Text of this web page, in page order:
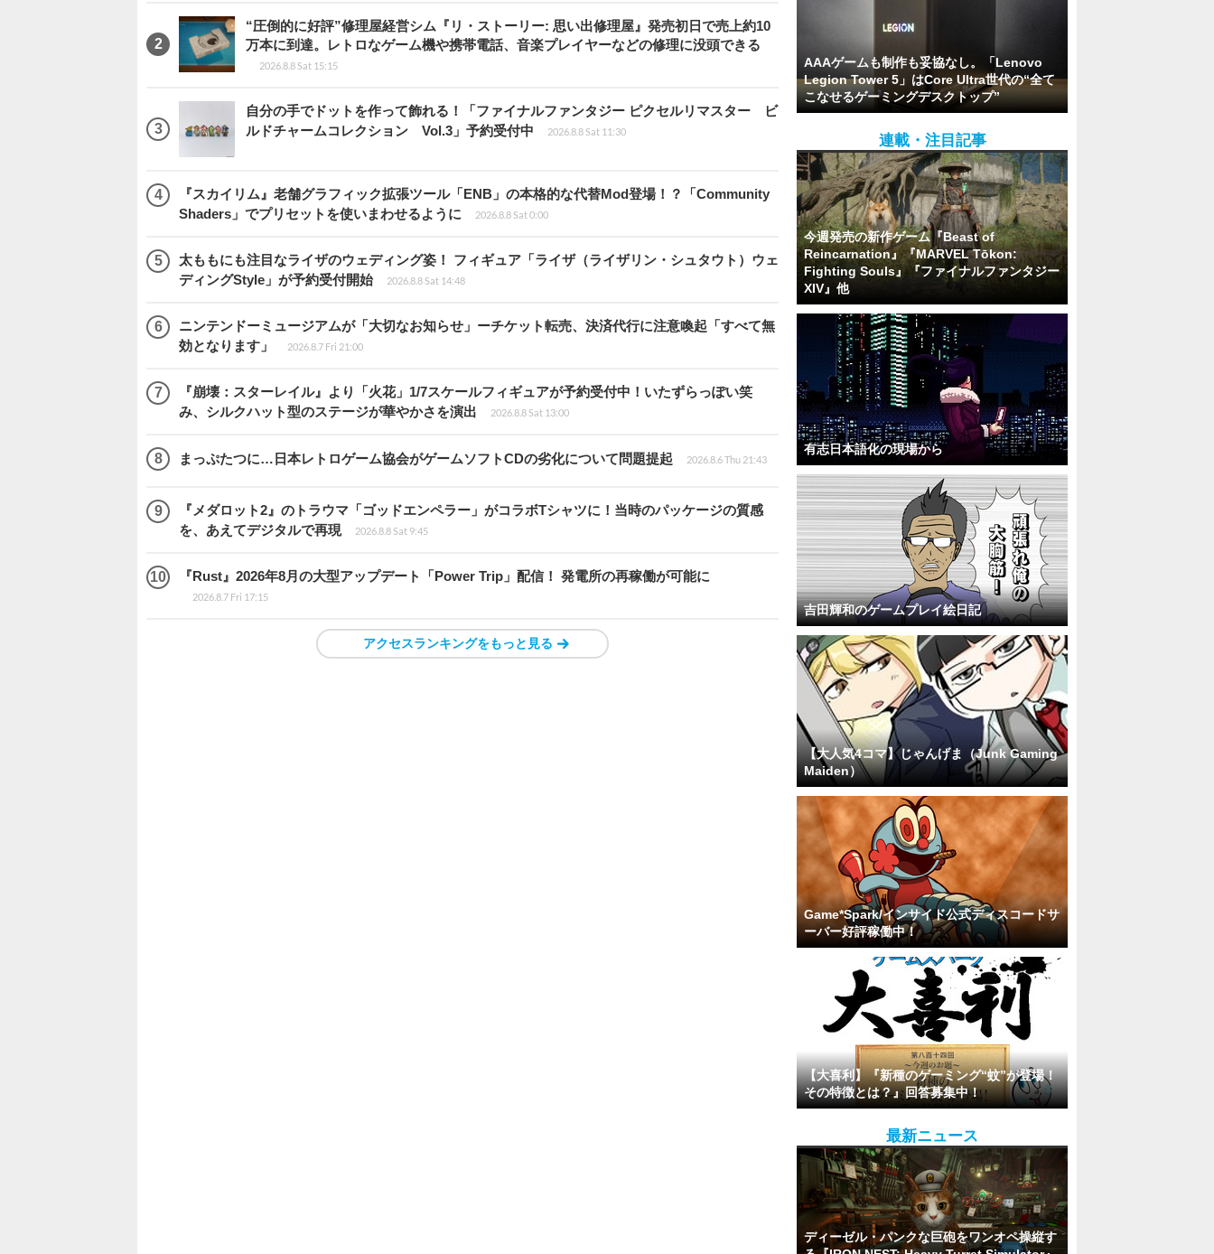
“圧倒的に好評”修理屋経営シム『リ・ストーリー: 思い出修理屋』発売初日で売上約10
万本に到達。レトロなゲーム機や携帯電話、音楽プレイヤーなどの修理に没頭できる
2026.8.8 Sat 15:15
自分の手でドットを作って飾れる！「ファイナルファンタジー ピクセルリマスター ビ
ルドチャームコレクション Vol.3」予約受付中
2026.8.8 Sat 11:30
『スカイリム』老舗グラフィック拡張ツール「ENB」の本格的な代替Mod登場！？「Community
Shaders」でプリセットを使いまわせるように
2026.8.8 Sat 0:00
太ももにも注目なライザのウェディング姿！ フィギュア「ライザ（ライザリン・シュタウト）ウェ
ディングStyle」が予約受付開始
2026.8.8 Sat 14:48
ニンテンドーミュージアムが「大切なお知らせ」ーチケット転売、決済代行に注意喚起「すべて無
効となります」
2026.8.7 Fri 21:00
『崩壊：スターレイル』より「火花」1/7スケールフィギュアが予約受付中！いたずらっぽい笑
み、シルクハット型のステージが華やかさを演出
2026.8.8 Sat 13:00
まっぷたつに…日本レトロゲーム協会がゲームソフトCDの劣化について問題提起 2026.8.6 Thu 21:43
『メダロット2』のトラウマ「ゴッドエンペラー」がコラボTシャツに！当時のパッケージの質感
を、あえてデジタルで再現
2026.8.8 Sat 9:45
『Rust』2026年8月の大型アップデート「Power Trip」配信！ 発電所の再稼働が可能に
2026.8.7 Fri 17:15
アクセスランキングをもっと見る
AAAゲームも制作も妥協なし。「Lenovo
Legion Tower 5」はCore Ultra世代の“全て
こなせるゲーミングデスクトップ”
連載・注目記事
今週発売の新作ゲーム『Beast of
Reincarnation』『MARVEL Tōkon:
Fighting Souls』『ファイナルファンタジー
XIV』他
有志日本語化の現場から
吉田輝和のゲームプレイ絵日記
【大人気4コマ】じゃんげま（Junk Gaming
Maiden）
Game*Spark/インサイド公式ディスコードサ
ーバー好評稼働中！
【大喜利】『新種のゲーミング“蚊”が登場！
その特徴とは？』回答募集中！
最新ニュース
ディーゼル・パンクな巨砲をワンオペ操縦す